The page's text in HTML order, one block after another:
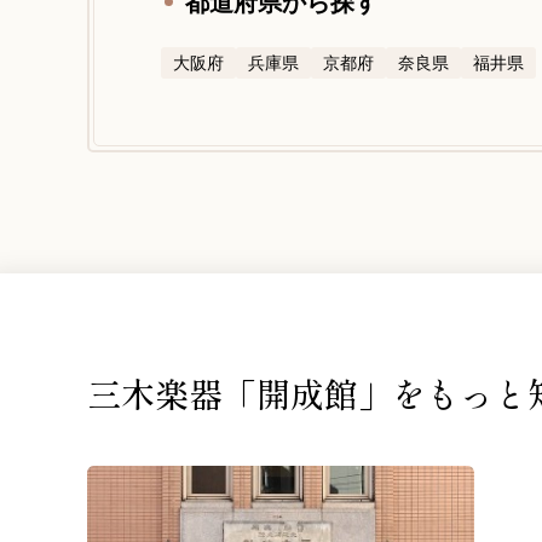
大阪府 兵庫県 京都府 奈良県 福井県
三木楽器「開成館」を もっと